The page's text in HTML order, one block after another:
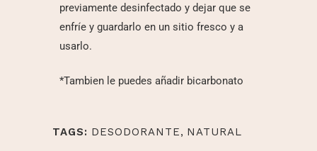
previamente desinfectado y dejar que se
enfríe y guardarlo en un sitio fresco y a
usarlo.
*Tambien le puedes añadir bicarbonato
TAGS: DESODORANTE, NATURAL